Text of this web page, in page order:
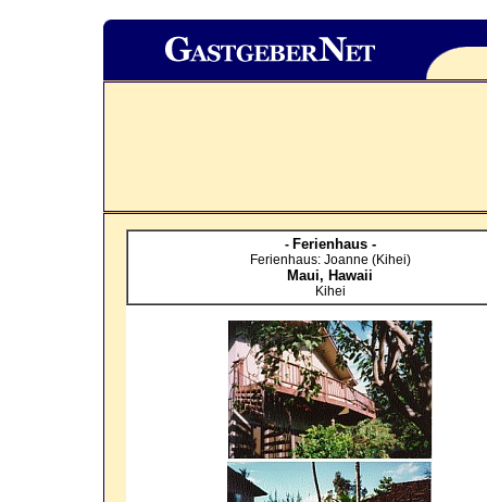
- Ferienhaus -
Ferienhaus: Joanne (Kihei)
Maui, Hawaii
Kihei